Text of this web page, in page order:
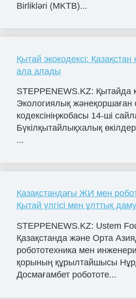
Birlikləri (MKTB)...
Қытай экокодексі:
ала алады
STEPPENEWS.KZ: Қытайда
Экологиялық жәнеқоршаған
кодексініңжобасы 14-шi
Бүкілқытайлықхалық
...
Қазақстандағы ЖИ мен
Қытай үлгісі мен ұлттық
STEPPENEWS.KZ: Ustem
Қазақстанда және Орта
робототехника мен
қорының құрылтайшысы
Досмағамбет робототе...